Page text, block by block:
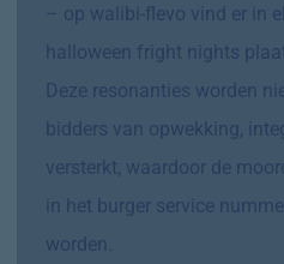
– op walibi-flevo vind er in
halloween fright nights
Deze resonanties worden
bidders van opwekking,
versterkt, waardoor de
in het burger service
worden.